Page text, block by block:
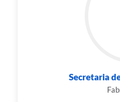
Secretaria